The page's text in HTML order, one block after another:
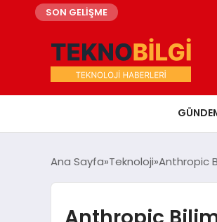
SON GELİŞME
Ana Sayfa Teknoloji Anthropic